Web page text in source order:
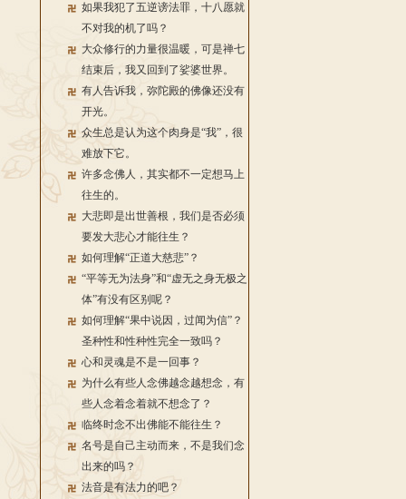
如果我犯了五逆谤法罪，十八愿就
不对我的机了吗？
大众修行的力量很温暖，可是禅七
结束后，我又回到了娑婆世界。
有人告诉我，弥陀殿的佛像还没有
开光。
众生总是认为这个肉身是“我”，很
难放下它。
许多念佛人，其实都不一定想马上
往生的。
大悲即是出世善根，我们是否必须
要发大悲心才能往生？
如何理解“正道大慈悲”？
“平等无为法身”和“虚无之身无极之
体”有没有区别呢？
如何理解“果中说因，过闻为信”？
圣种性和性种性完全一致吗？
心和灵魂是不是一回事？
为什么有些人念佛越念越想念，有
些人念着念着就不想念了？
临终时念不出佛能不能往生？
名号是自己主动而来，不是我们念
出来的吗？
法音是有法力的吧？